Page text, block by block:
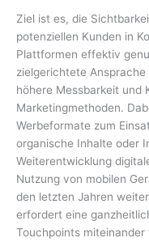
Ziel ist es, die
potenziellen Kunden in
Plattformen effektiv
zielgerichtete
höhere Messbarkeit und
Marketingmethoden.
Werbeformate zum
organische Inhalte oder
Weiterentwicklung
Nutzung von mobilen
den letzten Jahren
erfordert eine
Touchpoints